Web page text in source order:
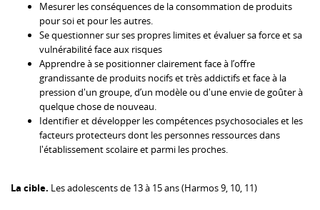
Mesurer les conséquences de la consommation de produits
pour soi et pour les autres.
Se questionner sur ses propres limites et évaluer sa force et sa
vulnérabilité face aux risques
Apprendre à se positionner clairement face à l’offre
grandissante de produits nocifs et très addictifs et face à la
pression d'un groupe, d’un modèle ou d'une envie de goûter à
quelque chose de nouveau.
Identifier et développer les compétences psychosociales et les
facteurs protecteurs dont les personnes ressources dans
l'établissement scolaire et parmi les proches.
La cible. Les adolescents de 13 à 15 ans (Harmos 9, 10, 11)